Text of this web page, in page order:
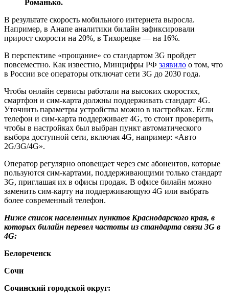
Романько.
В результате скорость мобильного интернета выросла.
Например, в Анапе аналитики билайн зафиксировали
прирост скорости на 20%, в Тихорецке — на 16%.
В перспективе «прощание» со стандартом 3G пройдет
повсеместно. Как известно, Минцифры РФ заявило о том, что
в России все операторы отключат сети 3G до 2030 года.
Чтобы онлайн сервисы работали на высоких скоростях,
смартфон и сим-карта должны поддерживать стандарт 4G.
Уточнить параметры устройства можно в настройках. Если
телефон и сим-карта поддерживает 4G, то стоит проверить,
чтобы в настройках был выбран пункт автоматического
выбора доступной сети, включая 4G, например: «Авто
2G/3G/4G».
Оператор регулярно оповещает через смс абонентов, которые
пользуются сим-картами, поддерживающими только стандарт
3G, приглашая их в офисы продаж. В офисе билайн можно
заменить сим-карту на поддерживающую 4G или выбрать
более современный телефон.
Ниже список населенных пунктов Краснодарского края, в
которых билайн перевел частоты из стандарта связи 3G в
4G:
Белореченск
Сочи
Сочинский городской округ: